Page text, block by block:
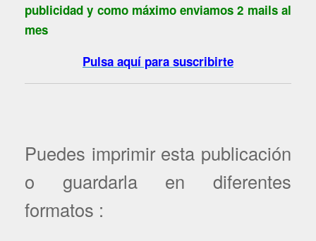
publicidad y como máximo enviamos 2 mails al
mes
Pulsa aquí para suscribirte
Puedes imprimir esta publicación
o guardarla en diferentes
formatos :